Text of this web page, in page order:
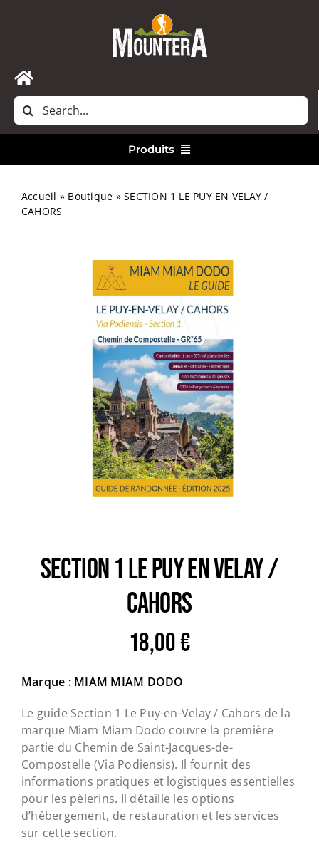
Toggle
Navigation
Accueil
Rechercher:
Produits
Trail
Escalade / Alpinisme
Bons Plans
Accueil » Boutique »SECTION 1 LE PUY EN VELAY /
CAHORS
SECTION 1 LE PUY EN VELAY /
CAHORS
18,00€
Marque : MIAM MIAM DODO
Le guide Section 1 Le Puy-en-Velay / Cahors de la
marque Miam Miam Dodo couvre la première
partie du Chemin de Saint-Jacques-de-
Compostelle (Via Podiensis). Il fournit des
informations pratiques et logistiques essentielles
pour les pèlerins. Il détaille les options
d’hébergement, de restauration et les services
sur cette section.